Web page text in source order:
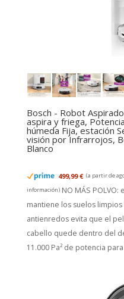
Bosch - Robot
aspira y friega,
húmeda Fija, estación
visión por Infrarrojos,
Blanco
499,99 € (a partir de
información) NO MÁS
mantiene los suelos limpios
antienredos evita que el
cabello quede dentro del
11.000 Pa² de potencia